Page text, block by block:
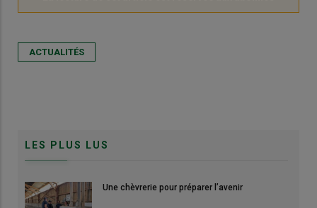
ACTUALITÉS
LES PLUS LUS
Une chèvrerie pour préparer l’avenir